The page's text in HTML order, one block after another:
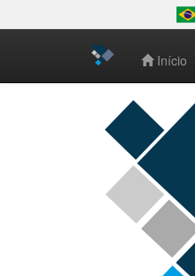
navigation
Início